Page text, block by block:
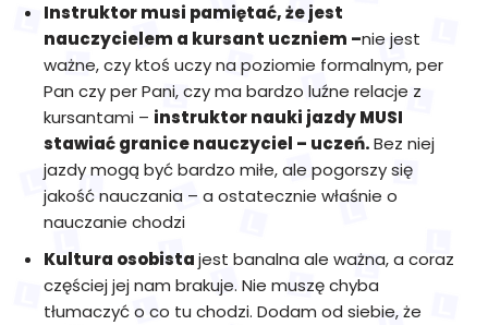
Instruktor musi pamiętać, że jest
nauczycielem a kursant uczniem –nie jest
ważne, czy ktoś uczy na poziomie formalnym, per
Pan czy per Pani, czy ma bardzo luźne relacje z
kursantami – instruktor nauki jazdy MUSI
stawiać granice nauczyciel – uczeń.Bez niej
jazdy mogą być bardzo miłe, ale pogorszy się
jakość nauczania – a ostatecznie właśnie o
nauczanie chodzi
Kultura osobistajest banalna ale ważna, a coraz
częściej jej nam brakuje. Nie muszę chyba
tłumaczyć o co tu chodzi. Dodam od siebie, że